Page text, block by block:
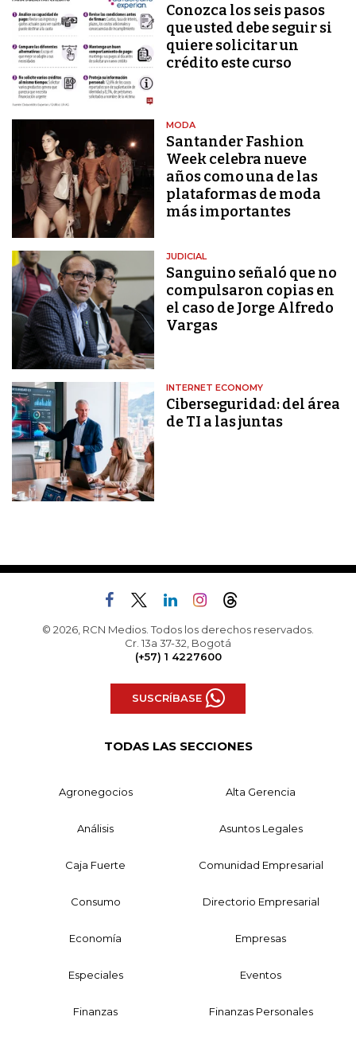
Conozca los seis pasos
que usted debe seguir si
quiere solicitar un
crédito este curso
MODA
Santander Fashion
Week celebra nueve
años como una de las
plataformas de moda
más importantes
JUDICIAL
Sanguino señaló que no
compulsaron copias en
el caso de Jorge Alfredo
Vargas
INTERNET ECONOMY
Ciberseguridad: del área
de TI a las juntas
© 2026, RCN Medios. Todos los derechos reservados.
Cr. 13a 37-32, Bogotá
(+57) 1 4227600
SUSCRÍBASE
TODAS LAS SECCIONES
Agronegocios Alta Gerencia
Análisis Asuntos Legales
Caja Fuerte Comunidad Empresarial
Consumo Directorio Empresarial
Economía Empresas
Especiales Eventos
Finanzas Finanzas Personales